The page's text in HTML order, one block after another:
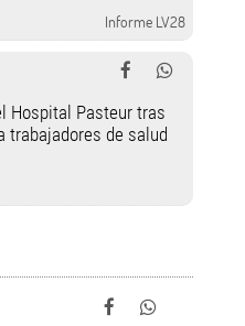
Informe LV28
Hospital Pasteur tras
trabajadores de salud